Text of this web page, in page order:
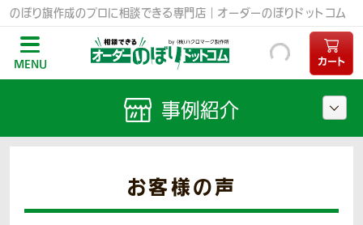
のぼり旗作成のプロに相談できる専門店｜オーダーのぼりドットコム
MENU カート
お客様の声
事例紹介